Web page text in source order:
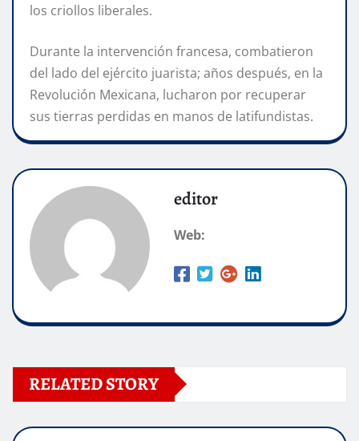
los criollos liberales.
Durante la intervención francesa, combatieron
del lado del ejército juarista; años después, en la
Revolución Mexicana, lucharon por recuperar
sus tierras perdidas en manos de latifundistas.
editor
Web:
RELATED STORY